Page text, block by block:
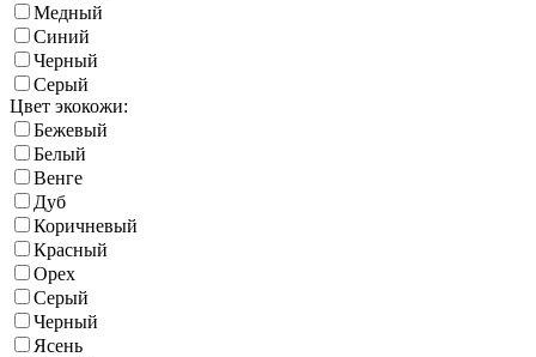
Медный
Синий
Черный
Серый
Цвет экокожи:
Бежевый
Белый
Венге
Дуб
Коричневый
Красный
Орех
Серый
Черный
Ясень